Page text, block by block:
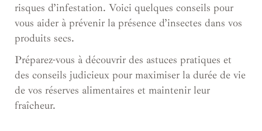
risques d’infestation. Voici quelques conseils pour
vous aider à prévenir la présence d’insectes dans vos
produits secs.
Préparez-vous à découvrir des astuces pratiques et
des conseils judicieux pour maximiser la durée de vie
de vos réserves alimentaires et maintenir leur
fraîcheur.